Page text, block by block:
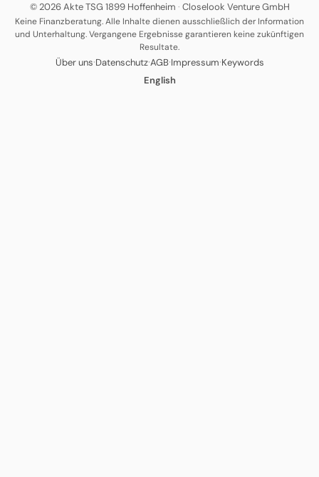
© 2026 Akte TSG 1899 Hoffenheim · Closelook Venture GmbH
Keine Finanzberatung. Alle Inhalte dienen ausschließlich der Information
und Unterhaltung. Vergangene Ergebnisse garantieren keine zukünftigen
Resultate.
Über uns·Datenschutz·AGB·Impressum·Keywords
English